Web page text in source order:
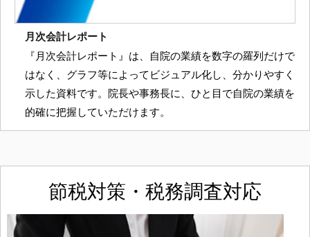
月次会計レポート
『月次会計レポート』は、自院の業績を数字の羅列だけで
はなく、グラフ等によってビジュアル化し、分かりやすく
示した資料です。院長や事務長に、ひと目で自院の業績を
的確に把握していただけます。
節税対策・税務調査対応